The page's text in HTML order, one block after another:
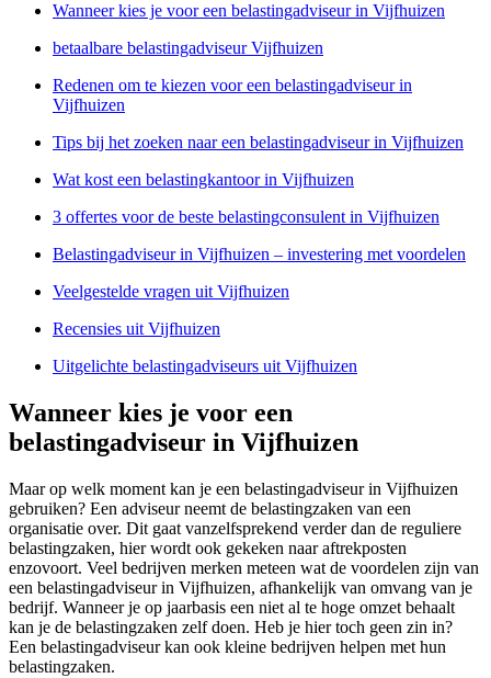
Wanneer kies je voor een belastingadviseur in Vijfhuizen
betaalbare belastingadviseur Vijfhuizen
Redenen om te kiezen voor een belastingadviseur in
Vijfhuizen
Tips bij het zoeken naar een belastingadviseur in Vijfhuizen
Wat kost een belastingkantoor in Vijfhuizen
3 offertes voor de beste belastingconsulent in Vijfhuizen
Belastingadviseur in Vijfhuizen – investering met voordelen
Veelgestelde vragen uit Vijfhuizen
Recensies uit Vijfhuizen
Uitgelichte belastingadviseurs uit Vijfhuizen
Wanneer kies je voor een
belastingadviseur in Vijfhuizen
Maar op welk moment kan je een belastingadviseur in Vijfhuizen
gebruiken? Een adviseur neemt de belastingzaken van een
organisatie over. Dit gaat vanzelfsprekend verder dan de reguliere
belastingzaken, hier wordt ook gekeken naar aftrekposten
enzovoort. Veel bedrijven merken meteen wat de voordelen zijn van
een belastingadviseur in Vijfhuizen, afhankelijk van omvang van je
bedrijf. Wanneer je op jaarbasis een niet al te hoge omzet behaalt
kan je de belastingzaken zelf doen. Heb je hier toch geen zin in?
Een belastingadviseur kan ook kleine bedrijven helpen met hun
belastingzaken.